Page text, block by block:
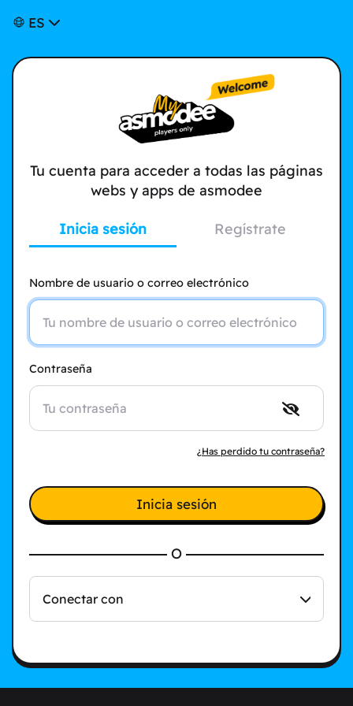
ES
Tu cuenta para acceder a todas las páginas
webs y apps de asmodee
Inicia sesión Regístrate
Nombre de usuario o correo electrónico
Contraseña
¿Has perdido tu contraseña?
Inicia sesión
O
Conectar con